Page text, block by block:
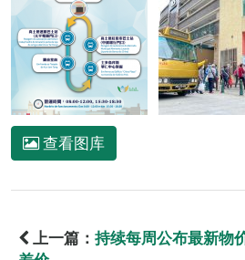
查看图库
上一篇： 持续每周公布最新物